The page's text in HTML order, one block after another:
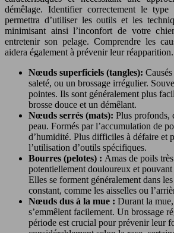
démêlage. Identifier correctement le
permettra d’utiliser les outils et les
minimisant ainsi l’inconfort de votre
entretenir son pelage. Comprendre les
aidera également à prévenir leur réapparition.
Nœuds superficiels (tangles):
saleté, ou un brossage irrégulier.
pointes. Ils sont généralement plus
brosse douce et un démêlant.
Nœuds serrés (mats): Plus profonds,
peau. Formés par l’accumulation de
d’humidité. Plus difficiles à défaire et
l’utilisation d’outils spécifiques.
Bourres (pelotes) : Amas de poils
potentiellement douloureux et pouvant
Elles se forment généralement dans
constant, comme les aisselles ou
Nœuds dus à la mue : Durant la
s’emmêlent facilement. Un brossage
période est crucial pour prévenir leur